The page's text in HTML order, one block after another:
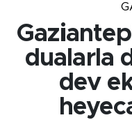
dualarla
dev
Tüm Manşetler
Son Dakika
Haber Arşivi